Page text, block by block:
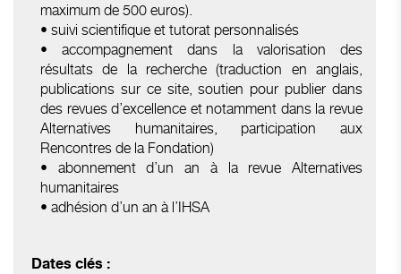
maximum de 500 euros).
• suivi scientifique et tutorat personnalisés
• accompagnement dans la valorisation des
résultats de la recherche (traduction en anglais,
publications sur ce site, soutien pour publier dans
des revues d’excellence et notamment dans la revue
Alternatives humanitaires, participation aux
Rencontres de la Fondation)
• abonnement d’un an à la revue Alternatives
humanitaires
• adhésion d’un an à l’IHSA
Dates clés :